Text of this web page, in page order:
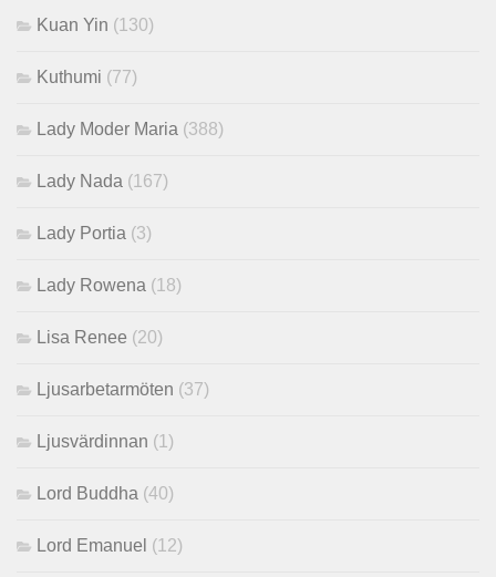
Kuan Yin (130)
Kuthumi (77)
Lady Moder Maria (388)
Lady Nada (167)
Lady Portia (3)
Lady Rowena (18)
Lisa Renee (20)
Ljusarbetarmöten (37)
Ljusvärdinnan (1)
Lord Buddha (40)
Lord Emanuel (12)